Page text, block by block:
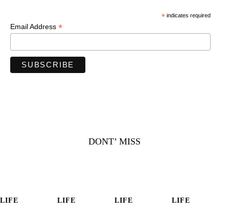
*indicates required
Email Address *
DONT’ MISS
LIFE LIFE LIFE LIFE